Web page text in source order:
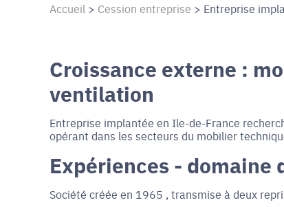
Accueil > Cession entreprise > Entreprise
Croissance externe :
ventilation
Entreprise implantée en Ile-de-France
opérant dans les secteurs du mobilier
Expériences - domaine
Société créée en 1965 , transmise à deux